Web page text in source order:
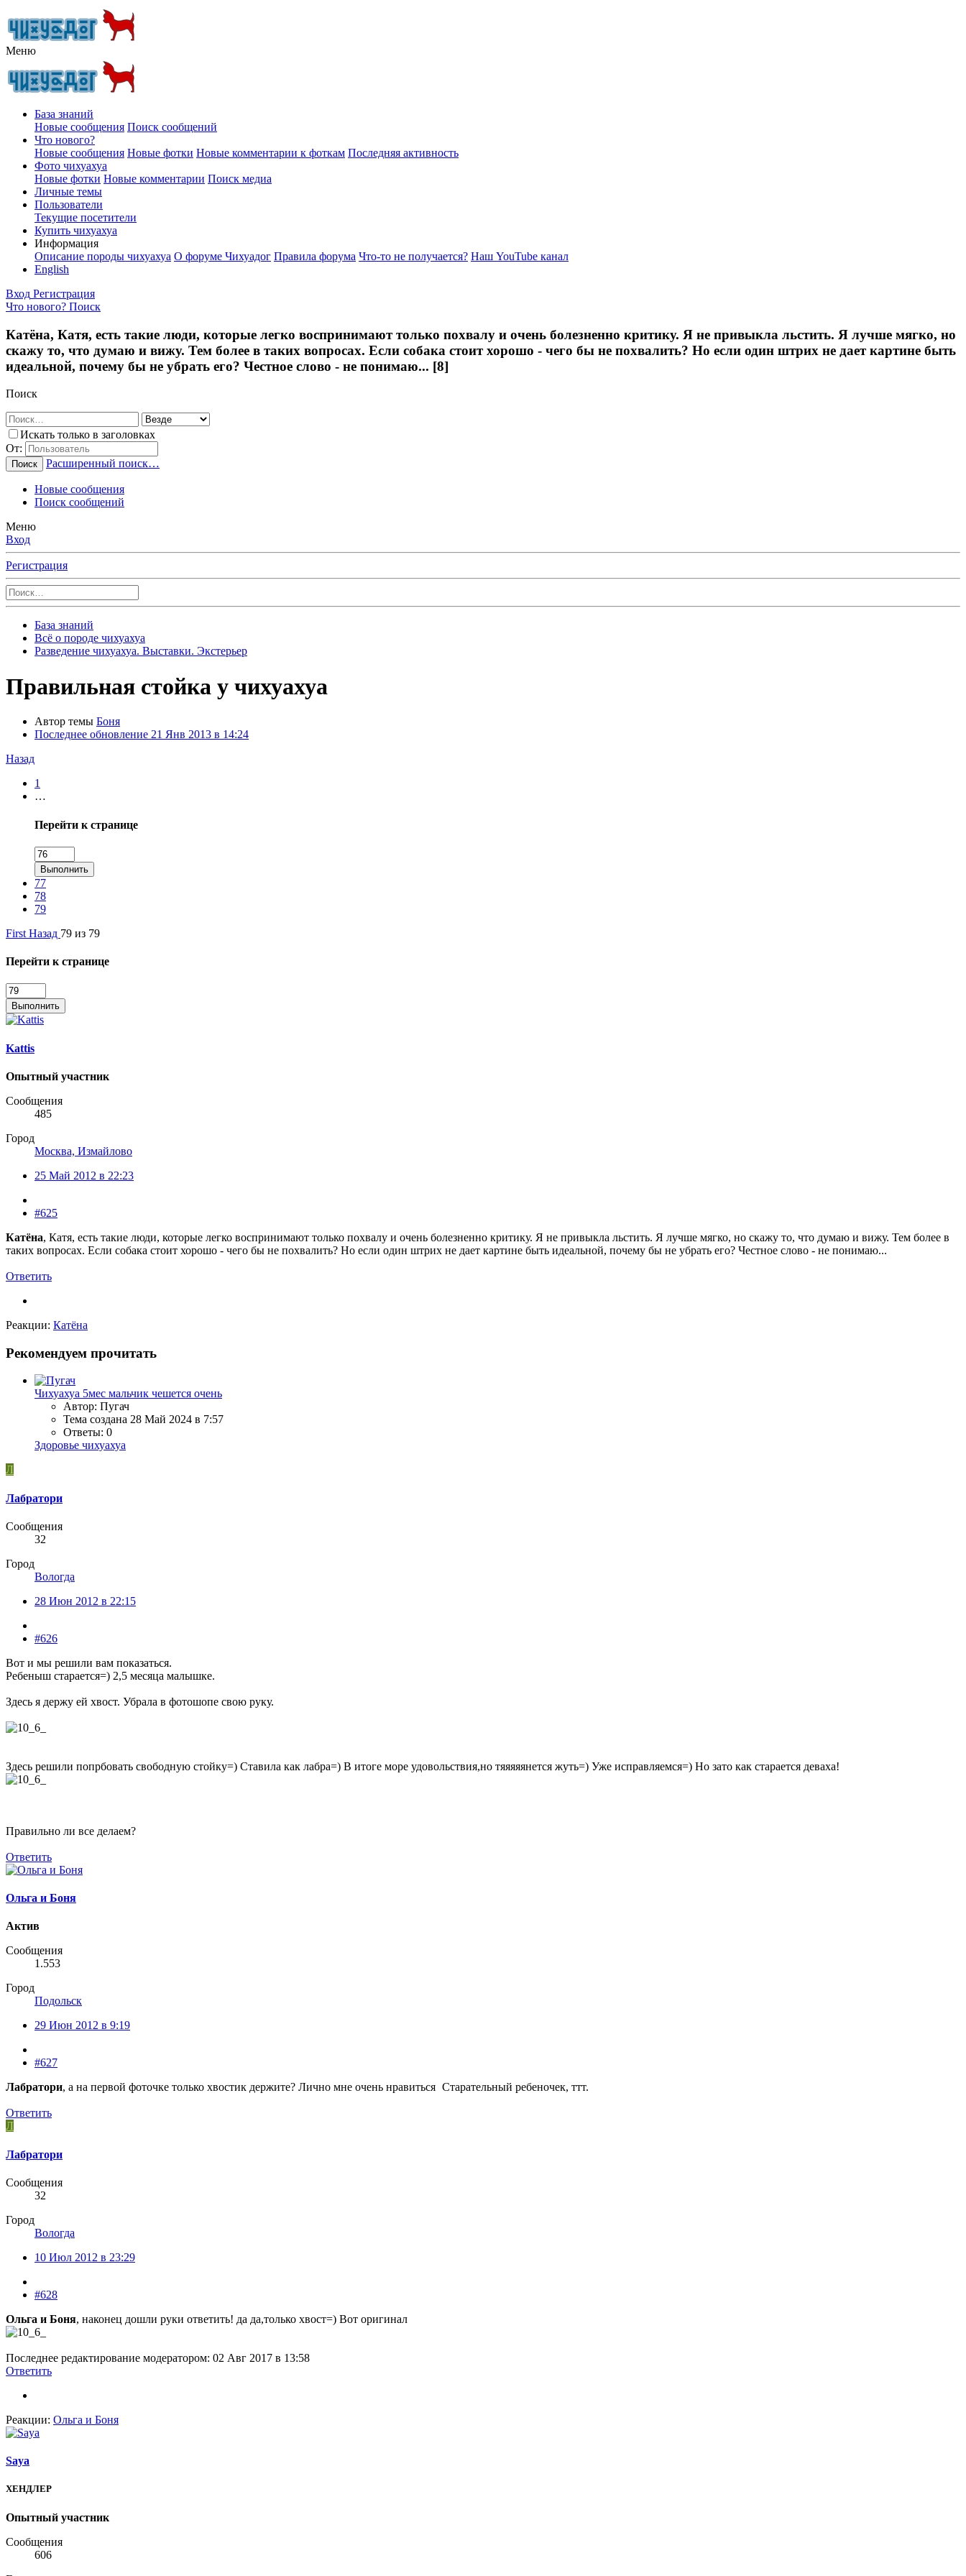
Меню
База знаний
Новые сообщения Поиск сообщений
Что нового?
Новые сообщения Новые фотки Новые комментарии к фоткам Последняя активность
Фото чихуахуа
Новые фотки Новые комментарии Поиск медиа
Личные темы
Пользователи
Текущие посетители
Купить чихуахуа
Информация
Описание породы чихуахуа О форуме Чихуадог Правила форума Что-то не получается? Наш YouTube канал
English
Вход Регистрация
Что нового? Поиск
Катёна, Катя, есть такие люди, которые легко воспринимают только похвалу и очень болезненно критику. Я не привыкла льстить. Я лучше мягко, но
скажу то, что думаю и вижу. Тем более в таких вопросах. Если собака стоит хорошо - чего бы не похвалить? Но если один штрих не дает картине быть
идеальной, почему бы не убрать его? Честное слово - не понимаю... [8]
Поиск
Искать только в заголовках
От:
Поиск Расширенный поиск…
Новые сообщения
Поиск сообщений
Меню
Вход
Регистрация
База знаний
Всё о породе чихуахуа
Разведение чихуахуа. Выставки. Экстерьер
Правильная стойка у чихуахуа
Автор темы Боня
Последнее обновление 21 Янв 2013 в 14:24
Назад
1
…
Перейти к странице
Выполнить
77
78
79
First Назад 79 из 79
Перейти к странице
Выполнить
Kattis
Опытный участник
Сообщения
485
Город
Москва, Измайлово
25 Май 2012 в 22:23
#625
Катёна, Катя, есть такие люди, которые легко воспринимают только похвалу и очень болезненно критику. Я не привыкла льстить. Я лучше мягко, но скажу то, что думаю и вижу. Тем более в
таких вопросах. Если собака стоит хорошо - чего бы не похвалить? Но если один штрих не дает картине быть идеальной, почему бы не убрать его? Честное слово - не понимаю...
Ответить
Реакции: Катёна
Рекомендуем прочитать
Чихуахуа 5мес мальчик чешется очень
Автор: Пугач
Тема создана 28 Май 2024 в 7:57
Ответы: 0
Здоровье чихуахуа
Л
Лабратори
Сообщения
32
Город
Вологда
28 Июн 2012 в 22:15
#626
Вот и мы решили вам показаться.
Ребеныш старается=) 2,5 месяца малышке.
Здесь я держу ей хвост. Убрала в фотошопе свою руку.
Здесь решили попрбовать свободную стойку=) Ставила как лабра=) В итоге море удовольствия,но тяяяяянется жуть=) Уже исправляемся=) Но зато как старается деваха!
Правильно ли все делаем?
Ответить
Ольга и Боня
Актив
Сообщения
1.553
Город
Подольск
29 Июн 2012 в 9:19
#627
Лабратори, а на первой фоточке только хвостик держите? Лично мне очень нравиться Старательный ребеночек, ттт.
Ответить
Л
Лабратори
Сообщения
32
Город
Вологда
10 Июл 2012 в 23:29
#628
Ольга и Боня, наконец дошли руки ответить! да да,только хвост=) Вот оригинал
Последнее редактирование модератором: 02 Авг 2017 в 13:58
Ответить
Реакции: Ольга и Боня
Saya
ХЕНДЛЕР
Опытный участник
Сообщения
606